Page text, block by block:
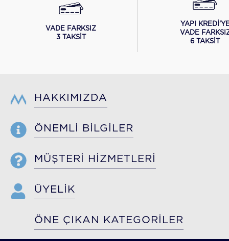
VADE FARKSIZ
3 TAKSİT
YAPI
VADE
6 TAKSİT
HAKKIMIZDA
ÖNEMLİ BİLGİLER
MÜŞTERİ HİZMETLERİ
ÜYELİK
ÖNE ÇIKAN KATEGORİLER